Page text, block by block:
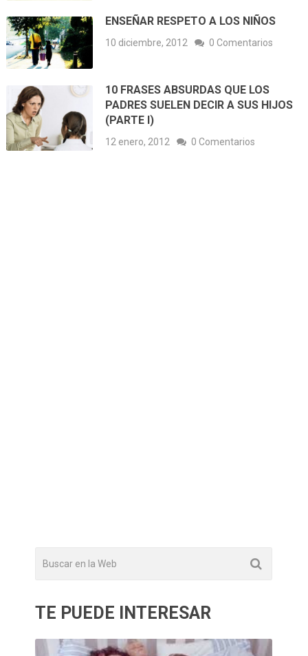
ENSEÑAR RESPETO A LOS NIÑOS
10 diciembre, 2012 0 Comentarios
10 FRASES ABSURDAS QUE LOS
PADRES SUELEN DECIR A SUS HIJOS
(PARTE I)
12 enero, 2012 0 Comentarios
TE PUEDE INTERESAR